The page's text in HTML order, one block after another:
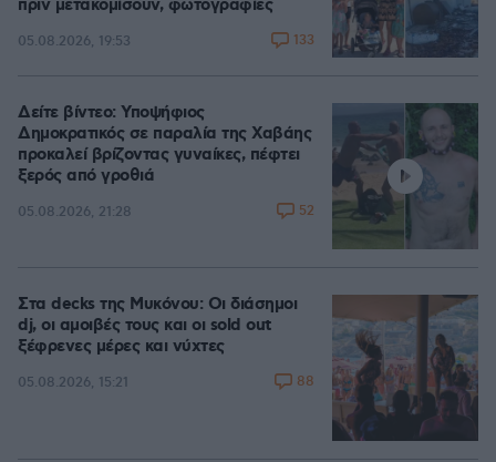
πριν μετακομίσουν, φωτογραφίες
05.08.2026, 19:53 133
Δείτε βίντεο: Υποψήφιος
Δημοκρατικός σε παραλία της Χαβάης
προκαλεί βρίζοντας γυναίκες, πέφτει
ξερός από γροθιά
05.08.2026, 21:28 52
Στα decks της Μυκόνου: Οι διάσημοι
dj, οι αμοιβές τους και οι sold out
ξέφρενες μέρες και νύχτες
05.08.2026, 15:21 88